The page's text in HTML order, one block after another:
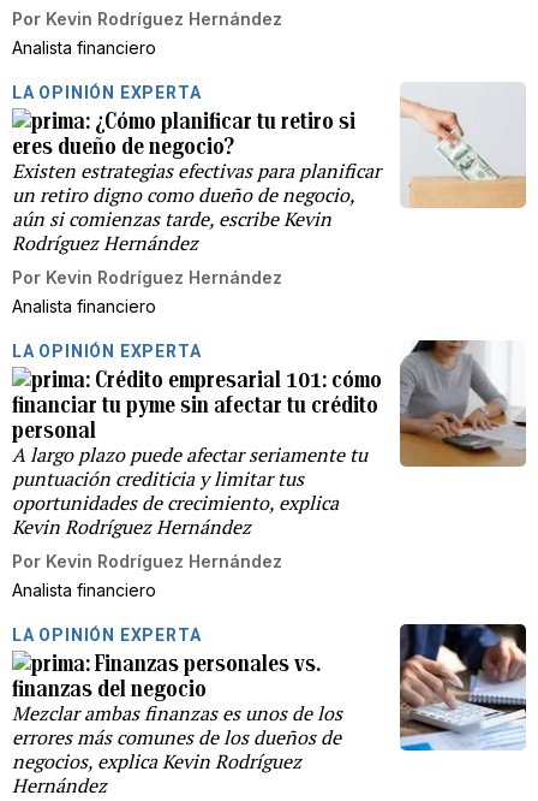
Por Kevin Rodríguez Hernández
Analista financiero
LA OPINIÓN EXPERTA
¿Cómo planificar tu retiro si
eres dueño de negocio?
Existen estrategias efectivas para planificar
un retiro digno como dueño de negocio,
aún si comienzas tarde, escribe Kevin
Rodríguez Hernández
Por Kevin Rodríguez Hernández
Analista financiero
LA OPINIÓN EXPERTA
Crédito empresarial 101: cómo
financiar tu pyme sin afectar tu crédito
personal
A largo plazo puede afectar seriamente tu
puntuación crediticia y limitar tus
oportunidades de crecimiento, explica
Kevin Rodríguez Hernández
Por Kevin Rodríguez Hernández
Analista financiero
LA OPINIÓN EXPERTA
Finanzas personales vs.
finanzas del negocio
Mezclar ambas finanzas es unos de los
errores más comunes de los dueños de
negocios, explica Kevin Rodríguez
Hernández